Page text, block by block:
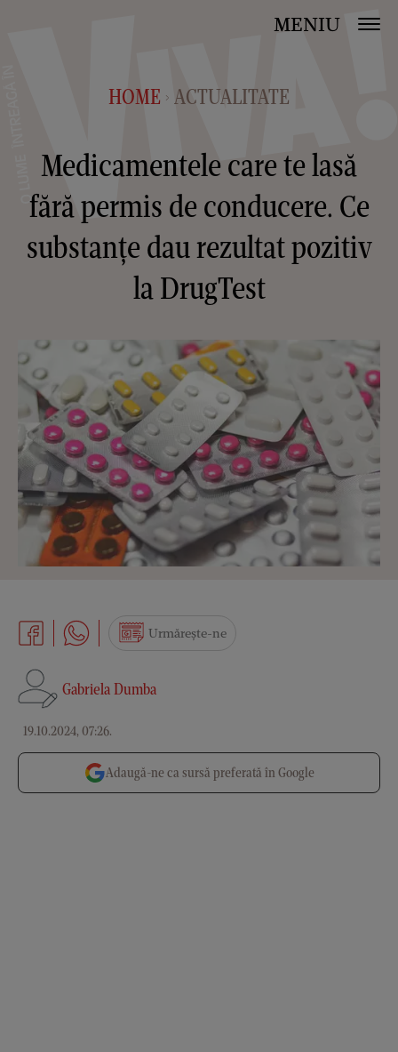
MENIU
HOME > ACTUALITATE
Medicamentele care te lasă
fără permis de conducere. Ce
substanțe dau rezultat pozitiv
la DrugTest
Gabriela Dumba
19.10.2024, 07:26.
Urmărește-ne
Adaugă-ne ca sursă preferată în Google